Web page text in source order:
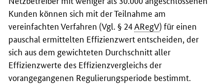
Kunden können sich mit der Teilnahme am
vereinfachten Verfahren (Vgl. § 24ARegV) für einen
pauschal ermittelten Effizienzwert entscheiden, der
sich aus dem gewichteten Durchschnitt aller
Effizienzwerte des Effizienzvergleichs der
vorangegangenen Regulierungsperiode bestimmt.